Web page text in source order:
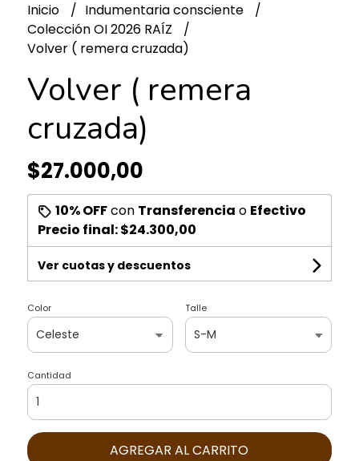
Inicio
Indumentaria consciente
Colección OI 2026 RAÍZ
Volver ( remera cruzada)
Volver ( remera
cruzada)
$27.000,00
10% OFFcon Transferencia o Efectivo
Precio final:$24.300,00
Ver cuotas y descuentos
Color Talle
Cantidad
AGREGAR AL CARRITO